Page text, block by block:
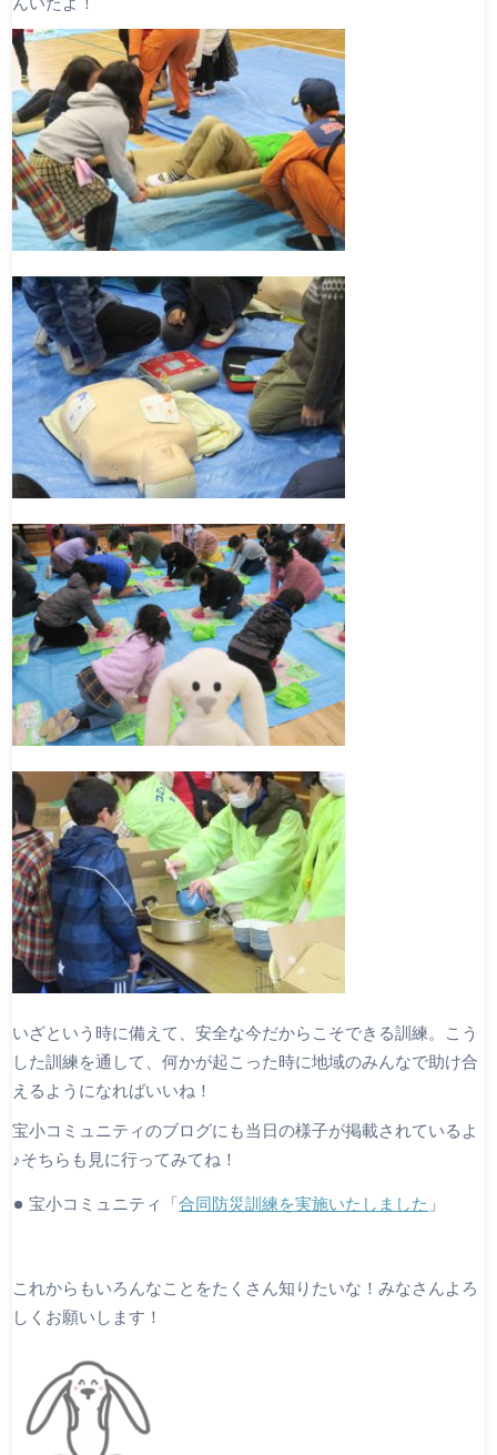
いざという時に備えて、安全な今だからこそできる訓練。こう
した訓練を通して、何かが起こった時に地域のみんなで助け合
えるようになればいいね！
宝小コミュニティのブログにも当日の様子が掲載されているよ
♪そちらも見に行ってみてね！
宝小コミュニティ「合同防災訓練を実施いたしました 」
これからもいろんなことをたくさん知りたいな！みなさんよろ
しくお願いします！